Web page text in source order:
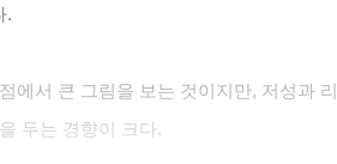
.
에서 큰 그림을 보는 것이지만, 저성과
두는 경향이 크다.